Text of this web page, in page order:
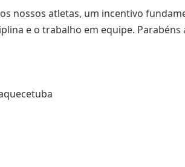
nossos atletas, um incentivo
e o trabalho em equipe. Parabéns